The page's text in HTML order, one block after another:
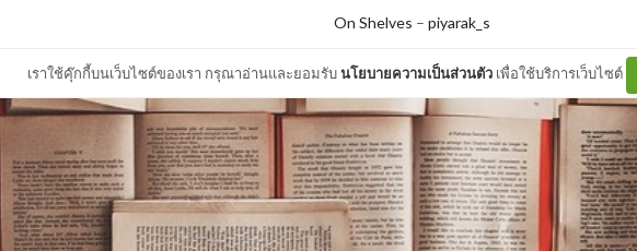
เราใช้คุ๊กกี้บนเว็บไซต์ของเรา กรุณาอ่านและยอมรับนโยบายความเป็นส่วนตัว เพื่อใช้บริการเว็บไซต์
On Shelves – piyarak_s